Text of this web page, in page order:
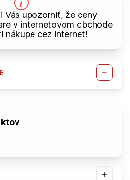
Vás upozorniť, že ceny
v internetovom obchode
nákupe cez internet!